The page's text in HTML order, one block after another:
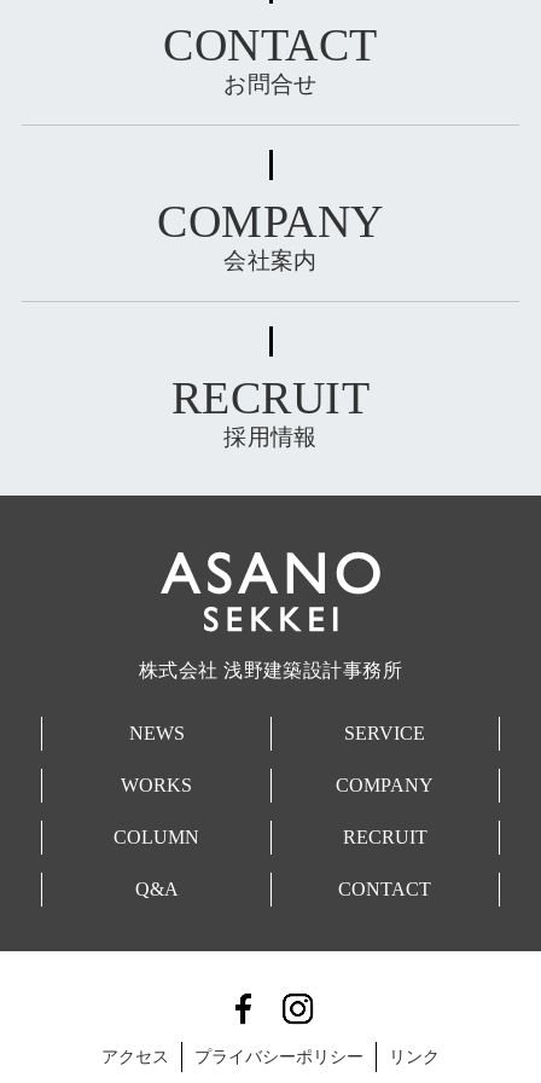
CONTACT
お問合せ
COMPANY
会社案内
RECRUIT
採用情報
株式会社 浅野建築設計事務所
NEWS SERVICE
WORKS COMPANY
COLUMN RECRUIT
Q&A CONTACT
アクセス プライバシーポリシー リンク